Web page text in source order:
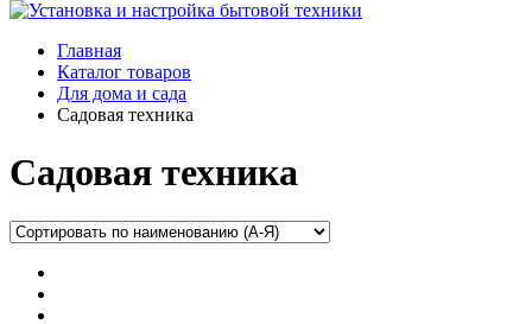
Главная
Каталог товаров
Для дома и сада
Садовая техника
Садовая техника